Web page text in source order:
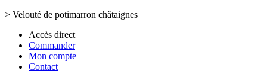
> Velouté de potimarron châtaignes
Accès direct
Commander
Mon compte
Contact